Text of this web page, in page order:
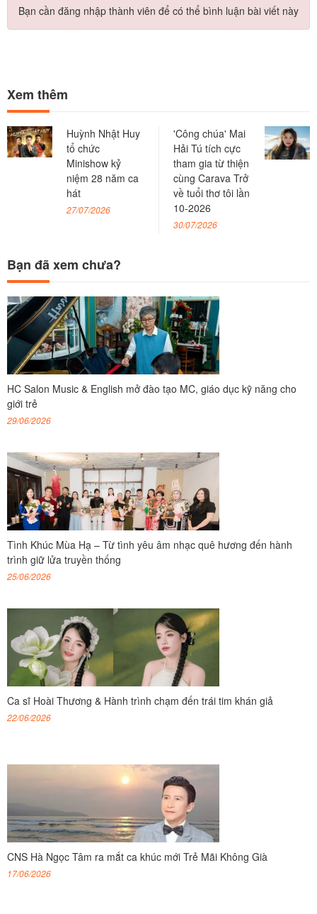
Bạn cần đăng nhập thành viên để có thể bình luận bài viết này
Xem thêm
Huỳnh Nhật Huy
tổ chức
Minishow kỷ
niệm 28 năm ca
hát
27/07/2026
'Công chúa' Mai
Hải Tú tích cực
tham gia từ thiện
cùng Carava Trở
về tuổi thơ tôi lần
10-2026
30/07/2026
Bạn đã xem chưa?
HC Salon Music & English mở đào tạo MC, giáo dục kỹ năng cho
giới trẻ
29/06/2026
Tình Khúc Mùa Hạ – Từ tình yêu âm nhạc quê hương đến hành
trình giữ lửa truyền thống
25/06/2026
Ca sĩ Hoài Thương & Hành trình chạm đến trái tim khán giả
22/06/2026
CNS Hà Ngọc Tâm ra mắt ca khúc mới Trẻ Mãi Không Già
17/06/2026